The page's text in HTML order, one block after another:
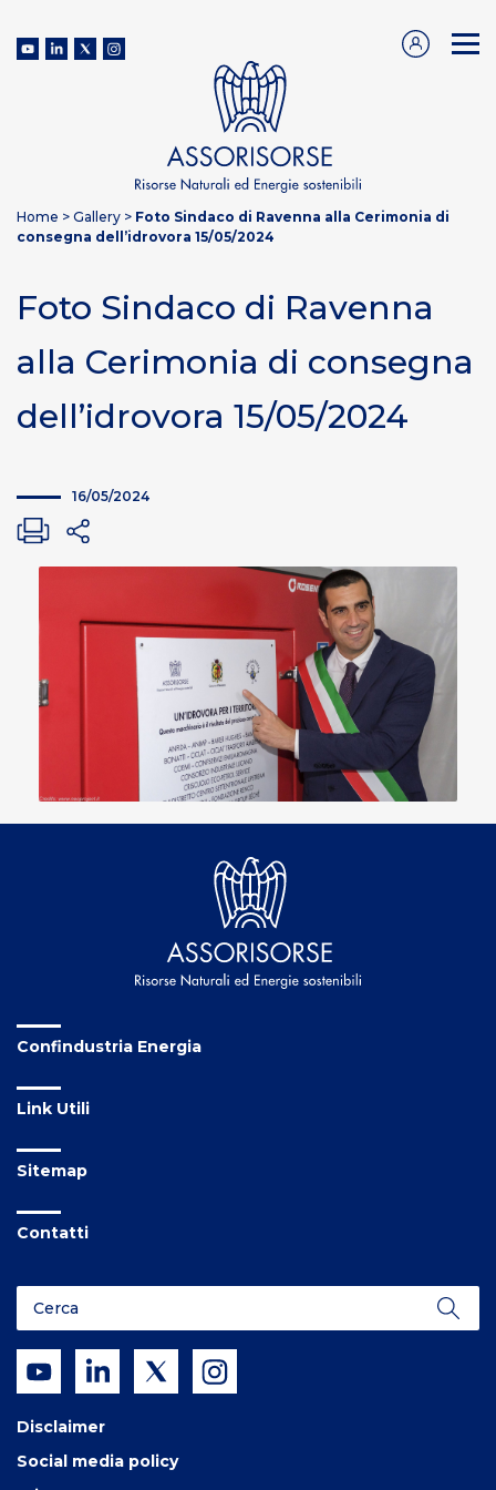
Home > Gallery > Foto Sindaco di Ravenna alla Cerimonia di
consegna dell’idrovora 15/05/2024
Foto Sindaco di Ravenna
alla Cerimonia di consegna
dell’idrovora 15/05/2024
16/05/2024
Confindustria Energia
Link Utili
Sitemap
Contatti
Disclaimer
Social media policy